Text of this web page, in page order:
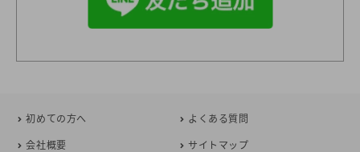
初めての方へ
よくある質問
会社概要
サイトマップ